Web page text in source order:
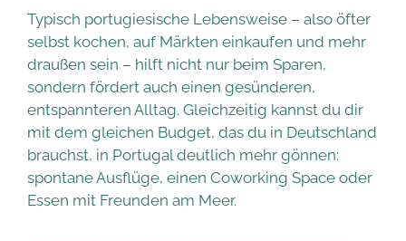
Typisch portugiesische Lebensweise – also öfter
selbst kochen, auf Märkten einkaufen und mehr
draußen sein – hilft nicht nur beim Sparen,
sondern fördert auch einen gesünderen,
entspannteren Alltag. Gleichzeitig kannst du dir
mit dem gleichen Budget, das du in Deutschland
brauchst, in Portugal deutlich mehr gönnen:
spontane Ausflüge, einen Coworking Space oder
Essen mit Freunden am Meer.